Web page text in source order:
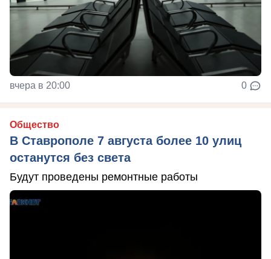
вчера в 20:00 0
Общество
В Ставрополе 7 августа более 10 улиц
останутся без света
Будут проведены ремонтные работы